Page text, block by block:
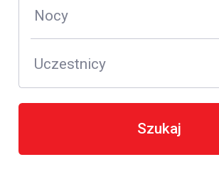
Nocy
Uczestnicy
Szukaj